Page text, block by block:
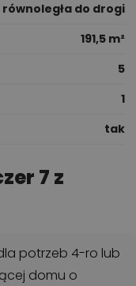
równoległa do drogi
191,5 m²
5
1
tak
7 z
potrzeb 4-ro lub
domu o